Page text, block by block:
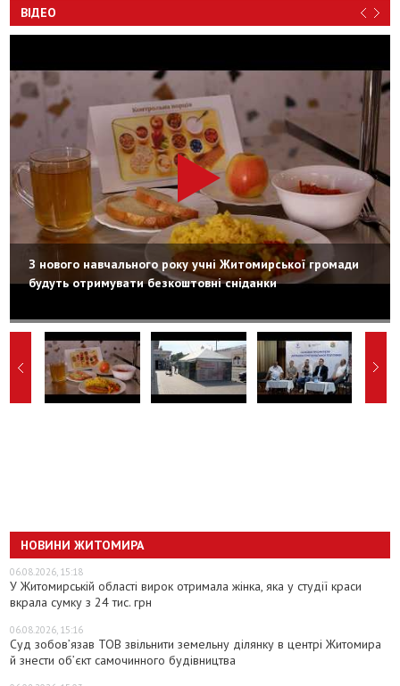
ВІДЕО
З нового навчального року учні Житомирської громади
будуть отримувати безкоштовні сніданки
НОВИНИ ЖИТОМИРА
06.08.2026, 15:18
У Житомирській області вирок отримала жінка, яка у студії краси
вкрала сумку з 24 тис. грн
06.08.2026, 15:16
Суд зобов’язав ТОВ звільнити земельну ділянку в центрі Житомира
й знести об’єкт самочинного будівництва